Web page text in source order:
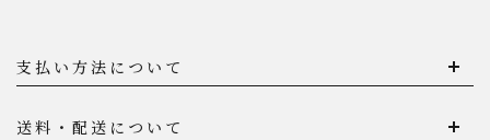
支払い方法について
送料・配送について